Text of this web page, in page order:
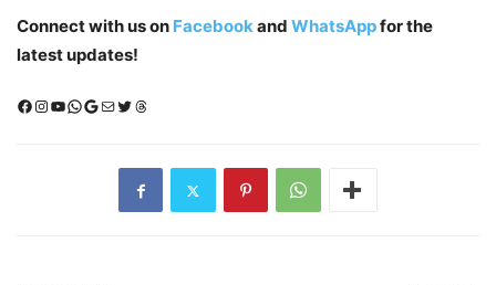
Connect with us on Facebookand WhatsAppfor the
latest updates!
Facebook
Instagram
YouTube
WhatsApp
Google
MailX (Twitter)
Threads